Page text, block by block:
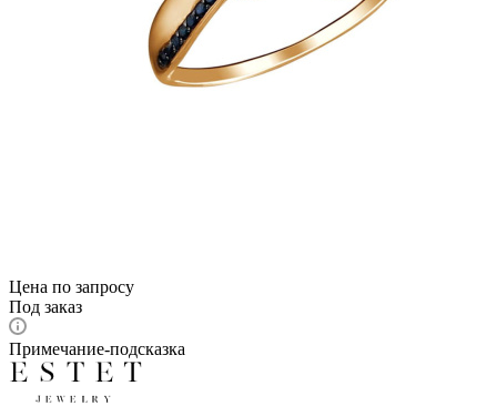
Цена по запросу
Под заказ
Примечание-подсказка